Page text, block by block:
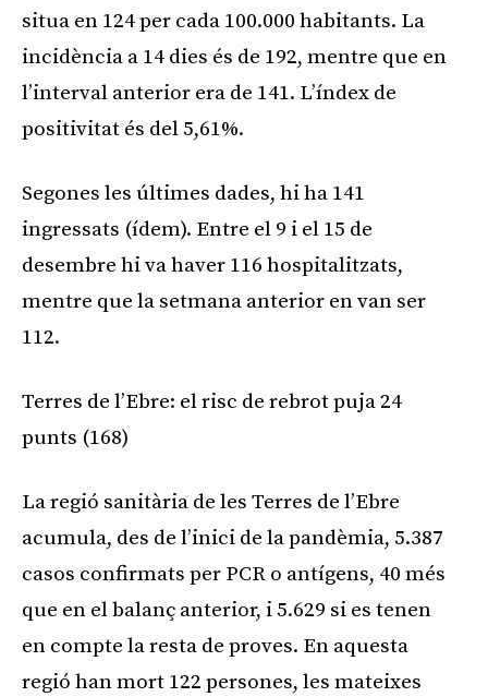
situa en 124 per cada 100.000 habitants. La
incidència a 14 dies és de 192, mentre que en
l’interval anterior era de 141. L’índex de
positivitat és del 5,61%.
Segones les últimes dades, hi ha 141
ingressats (ídem). Entre el 9 i el 15 de
desembre hi va haver 116 hospitalitzats,
mentre que la setmana anterior en van ser
112.
Terres de l’Ebre: el risc de rebrot puja 24
punts (168)
La regió sanitària de les Terres de l’Ebre
acumula, des de l’inici de la pandèmia, 5.387
casos confirmats per PCR o antígens, 40 més
que en el balanç anterior, i 5.629 si es tenen
en compte la resta de proves. En aquesta
regió han mort 122 persones, les mateixes